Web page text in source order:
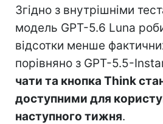
Згідно з внутрішніми
модель GPT-5.6 Luna
відсотки менше
порівняно з GPT-5.5-
чати та кнопка Think
доступними для
наступного тижня.